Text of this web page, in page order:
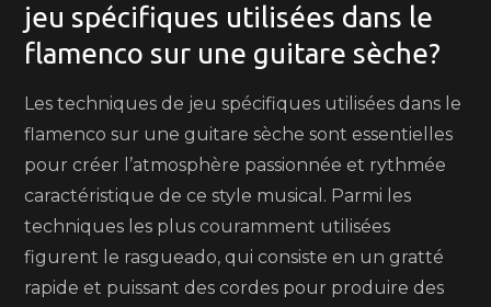
jeu spécifiques utilisées dans le
flamenco sur une guitare sèche?
Les techniques de jeu spécifiques utilisées dans le
flamenco sur une guitare sèche sont essentielles
pour créer l’atmosphère passionnée et rythmée
caractéristique de ce style musical. Parmi les
techniques les plus couramment utilisées
figurent le rasgueado, qui consiste en un gratté
rapide et puissant des cordes pour produire des